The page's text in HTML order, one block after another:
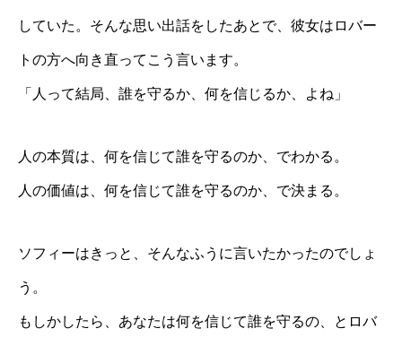
していた。そんな思い出話をしたあとで、彼女はロバー
トの方へ向き直ってこう言います。
「人って結局、誰を守るか、何を信じるか、よね」
人の本質は、何を信じて誰を守るのか、でわかる。
人の価値は、何を信じて誰を守るのか、で決まる。
ソフィーはきっと、そんなふうに言いたかったのでしょ
う。
もしかしたら、あなたは何を信じて誰を守るの、とロバ